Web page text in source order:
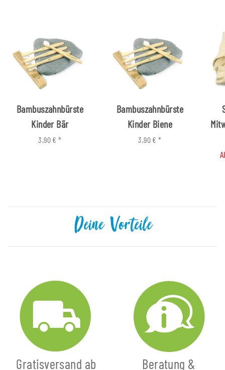
Bambuszahnbürste
Kinder Bär
3,90 €*
Bambuszahnbürste
Kinder Biene
3,90 €*
Deine Vorteile
Gratisversand ab Beratung &